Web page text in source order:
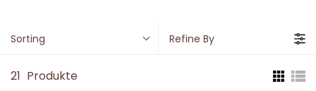
Sorting Refine By
21 Produkte